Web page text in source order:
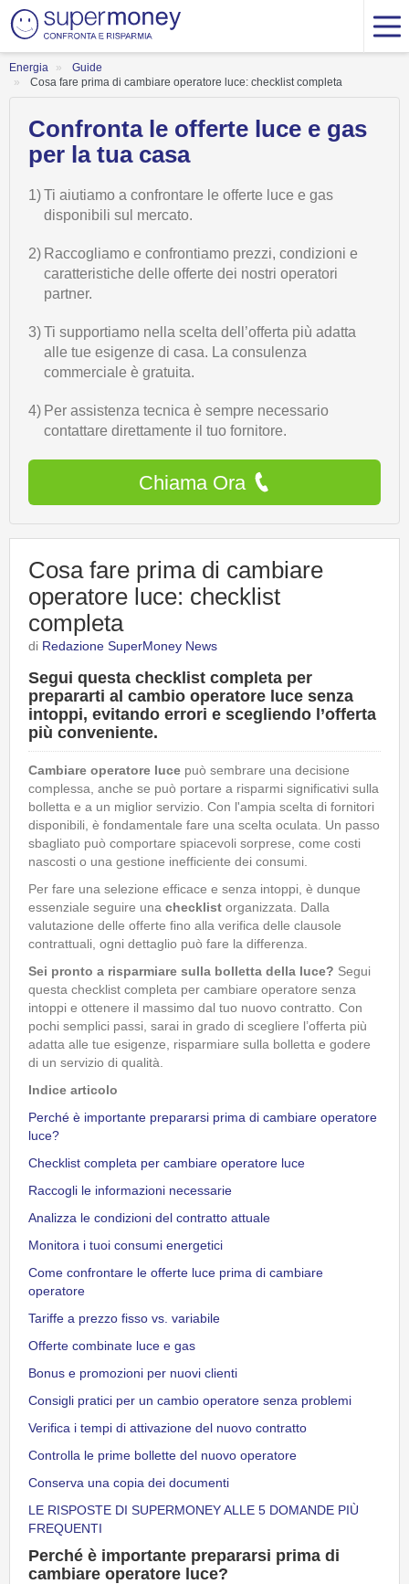
Energia
Guide
Cosa fare prima di cambiare operatore luce: checklist completa
Confronta le offerte luce e gas
per la tua casa
1)Ti aiutiamo a confrontare le offerte luce e gas
disponibili sul mercato.
2) Raccogliamo e confrontiamo prezzi, condizioni e
caratteristiche delle offerte dei nostri operatori
partner.
3)Ti supportiamo nella scelta dell’offerta più adatta
alle tue esigenze di casa. La consulenza
commerciale è gratuita.
4) Per assistenza tecnica è sempre necessario
contattare direttamente il tuo fornitore.
Chiama Ora
Cosa fare prima di cambiare
operatore luce: checklist
completa
di Redazione SuperMoney News
Segui questa checklist completa per
prepararti al cambio operatore luce senza
intoppi, evitando errori e scegliendo l’offerta
più conveniente.
Cambiare operatore luce può sembrare una decisione
complessa, anche se può portare a risparmi significativi sulla
bolletta e a un miglior servizio. Con l'ampia scelta di fornitori
disponibili, è fondamentale fare una scelta oculata. Un passo
sbagliato può comportare spiacevoli sorprese, come costi
nascosti o una gestione inefficiente dei consumi.
Per fare una selezione efficace e senza intoppi, è dunque
essenziale seguire una checklist organizzata. Dalla
valutazione delle offerte fino alla verifica delle clausole
contrattuali, ogni dettaglio può fare la differenza.
Sei pronto a risparmiare sulla bolletta della luce? Segui
questa checklist completa per cambiare operatore senza
intoppi e ottenere il massimo dal tuo nuovo contratto. Con
pochi semplici passi, sarai in grado di scegliere l’offerta più
adatta alle tue esigenze, risparmiare sulla bolletta e godere
di un servizio di qualità.
Indice articolo
Perché è importante prepararsi prima di cambiare operatore
luce?
Checklist completa per cambiare operatore luce
Raccogli le informazioni necessarie
Analizza le condizioni del contratto attuale
Monitora i tuoi consumi energetici
Come confrontare le offerte luce prima di cambiare
operatore
Tariffe a prezzo fisso vs. variabile
Offerte combinate luce e gas
Bonus e promozioni per nuovi clienti
Consigli pratici per un cambio operatore senza problemi
Verifica i tempi di attivazione del nuovo contratto
Controlla le prime bollette del nuovo operatore
Conserva una copia dei documenti
LE RISPOSTE DI SUPERMONEY ALLE 5 DOMANDE PIÙ
FREQUENTI
Perché è importante prepararsi prima di
cambiare operatore luce?